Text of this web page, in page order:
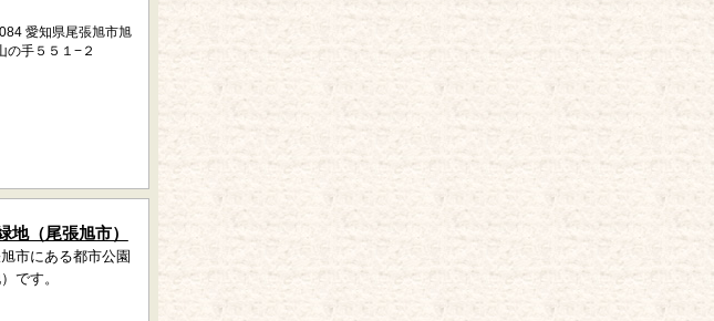
愛知県尾張旭市旭
の手５５１−２
地（尾張旭市）
市にある都市公園
です。